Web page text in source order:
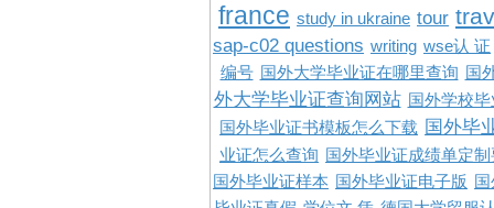
france study in ukraine tour
sap-c02 questions writing wse认 证
编号 国外大学毕业证在哪里查询 国
外大学毕业证查询网站 国外学校
国外毕业证书模板怎么下载 国外毕
业证怎么查询
国外毕业证成绩单定
国外毕业证样本
国外毕业证电子版